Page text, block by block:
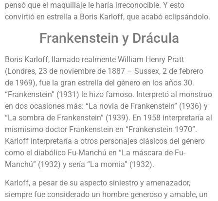
pensó que el maquillaje le haría irreconocible. Y esto
convirtió en estrella a Boris Karloff, que acabó eclipsándolo.
Frankenstein y Drácula
Boris Karloff, llamado realmente William Henry Pratt
(Londres, 23 de noviembre de 1887 – Sussex, 2 de febrero
de 1969), fue la gran estrella del género en los años 30.
“Frankenstein” (1931) le hizo famoso. Interpretó al monstruo
en dos ocasiones más: “La novia de Frankenstein” (1936) y
“La sombra de Frankenstein” (1939). En 1958 interpretaría al
mismísimo doctor Frankenstein en “Frankenstein 1970”.
Karloff interpretaría a otros personajes clásicos del género
como el diabólico Fu-Manchú en “La máscara de Fu-
Manchú” (1932) y sería “La momia” (1932).
Karloff, a pesar de su aspecto siniestro y amenazador,
siempre fue considerado un hombre generoso y amable, un